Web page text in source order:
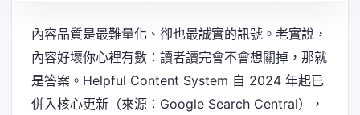
內容品質是最難量化、卻也最誠實的訊號。老實說，
內容好壞你心裡有數：讀者讀完會不會想關掉，那就
是答案。Helpful Content System 自 2024 年起已
併入核心更新（來源：Google Search Central），